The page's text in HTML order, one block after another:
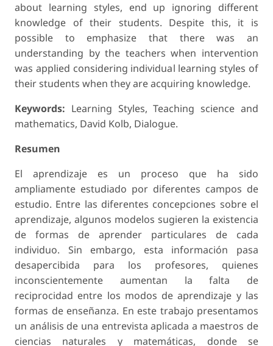
about learning styles, end up ignoring different
knowledge of their students. Despite this, it is
possible to emphasize that there was an
understanding by the teachers when intervention
was applied considering individual learning styles of
their students when they are acquiring knowledge.
Keywords: Learning Styles, Teaching science and
mathematics, David Kolb, Dialogue.
Resumen
El aprendizaje es un proceso que ha sido
ampliamente estudiado por diferentes campos de
estudio. Entre las diferentes concepciones sobre el
aprendizaje, algunos modelos sugieren la existencia
de formas de aprender particulares de cada
individuo. Sin embargo, esta información pasa
desapercibida para los profesores, quienes
inconscientemente aumentan la falta de
reciprocidad entre los modos de aprendizaje y las
formas de enseñanza. En este trabajo presentamos
un análisis de una entrevista aplicada a maestros de
ciencias naturales y matemáticas, donde se